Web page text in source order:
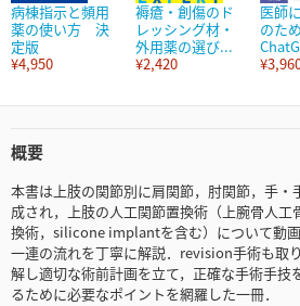
病棟指示と頻用
薬の使い方 決
定版
¥4,950
褥瘡・創傷のド
レッシング材・
外用薬の選び...
¥2,420
医師
のた
概要
本書は上肢の関節別に肩関節，肘関節，手・
成され，上肢の人工関節置換術（上腕骨人工
換術，silicone implantを含む）について動
一連の流れを丁寧に解説．revision手術も取
解し適切な術前計画を立て，正確な手術手技
るために必要なポイントを網羅した一冊．